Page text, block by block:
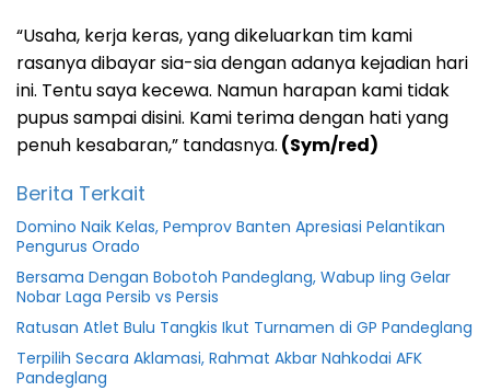
“Usaha, kerja keras, yang dikeluarkan tim kami
rasanya dibayar sia-sia dengan adanya kejadian hari
ini. Tentu saya kecewa. Namun harapan kami tidak
pupus sampai disini. Kami terima dengan hati yang
penuh kesabaran,” tandasnya. (Sym/red)
Berita Terkait
Domino Naik Kelas, Pemprov Banten Apresiasi Pelantikan
Pengurus Orado
Bersama Dengan Bobotoh Pandeglang, Wabup Iing Gelar
Nobar Laga Persib vs Persis
Ratusan Atlet Bulu Tangkis Ikut Turnamen di GP Pandeglang
Terpilih Secara Aklamasi, Rahmat Akbar Nahkodai AFK
Pandeglang